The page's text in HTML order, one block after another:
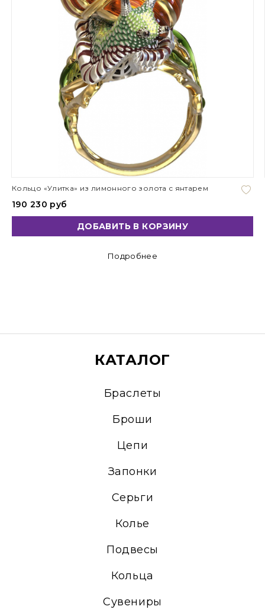
Кольцо «Улитка» из лимонного золота с янтарем
190 230 руб
ДОБАВИТЬ В КОРЗИНУ
Подробнее
КАТАЛОГ
Браслеты
Броши
Цепи
Запонки
Серьги
Колье
Подвесы
Кольца
Сувениры